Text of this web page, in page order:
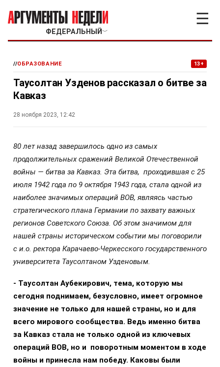
ФЕДЕРАЛЬНЫЙ ﹀
☰
//ОБРАЗОВАНИЕ 13+
Таусолтан Узденов рассказал о битве за
Кавказ
28 ноября 2023, 12:42
80 лет назад завершилось одно из самых
продолжительных сражений Великой Отечественной
войны — битва за Кавказ. Эта битва, проходившая с 25
июля 1942 года по 9 октября 1943 года, стала одной из
наиболее значимых операций ВОВ, являясь частью
стратегического плана Германии по захвату важных
регионов Советского Союза. Об этом значимом для
нашей страны историческом событии мы поговорили
с и.о. ректора Карачаево-Черкесского государственного
университета Таусолтаном Узденовым.
- Таусолтан Аубекирович, тема, которую мы
сегодня поднимаем, безусловно, имеет огромное
значение не только для нашей страны, но и для
всего мирового сообщества. Ведь именно битва
за Кавказ стала не только одной из ключевых
операций ВОВ, но и поворотным моментом в ходе
войны и принесла нам победу. Каковы были